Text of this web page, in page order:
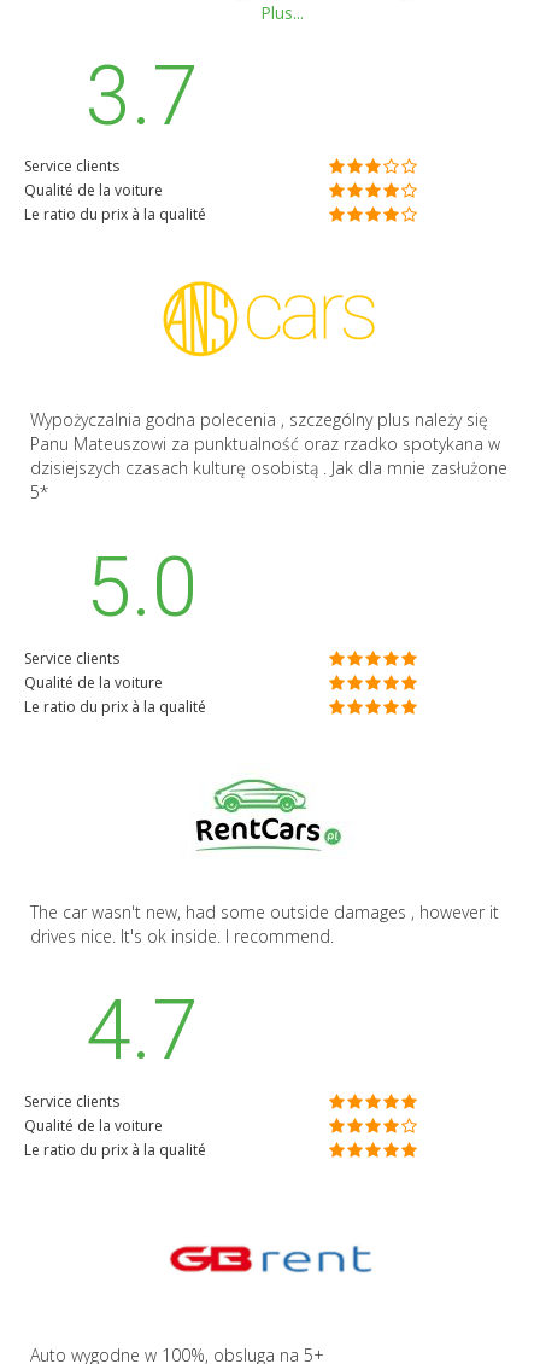
kontakt@rentcars.pl
Plus...
3.7
Service clients
Qualité de la voiture
Le ratio du prix à la qualité
Wypożyczalnia godna polecenia , szczególny plus należy się
Panu Mateuszowi za punktualność oraz rzadko spotykana w
dzisiejszych czasach kulturę osobistą . Jak dla mnie zasłużone
5*
5.0
Service clients
Qualité de la voiture
Le ratio du prix à la qualité
The car wasn't new, had some outside damages , however it
drives nice. It's ok inside. I recommend.
4.7
Service clients
Qualité de la voiture
Le ratio du prix à la qualité
Auto wygodne w 100%, obsluga na 5+